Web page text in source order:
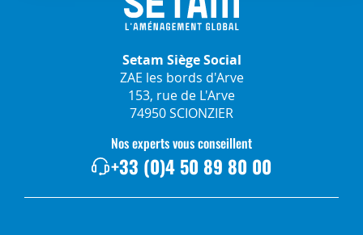
Setam Siège Social
ZAE les bords d'Arve
153, rue de L'Arve
74950 SCIONZIER
Nos experts vous conseillent
+33 (0)4 50 89 80 00